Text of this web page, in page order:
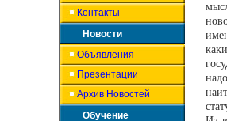
Контакты
Новости
Объявления
Презентации
Архив Новостей
Обучение